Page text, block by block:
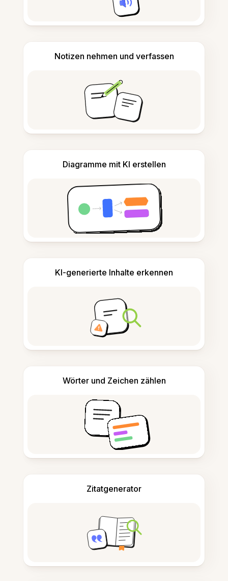
Notizen nehmen und verfassen
Diagramme mit KI erstellen
KI-generierte Inhalte erkennen
Wörter und Zeichen zählen
Zitatgenerator